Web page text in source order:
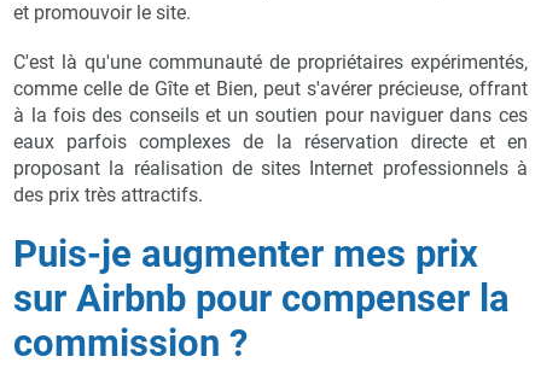
et promouvoir le site.
C'est là qu'une communauté de propriétaires expérimentés,
comme celle de Gîte et Bien, peut s'avérer précieuse, offrant
à la fois des conseils et un soutien pour naviguer dans ces
eaux parfois complexes de la réservation directe et en
proposant la réalisation de sites Internet professionnels à
des prix très attractifs.
Puis-je augmenter mes prix
sur Airbnb pour compenser la
commission ?